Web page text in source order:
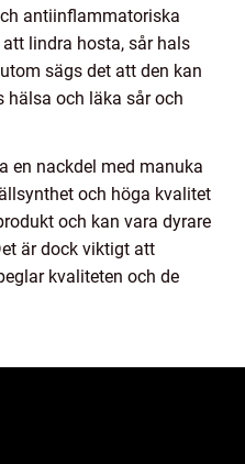
antiinflammatoriska
lindra hosta, sår hals
sägs det att den kan
och läka sår och
en nackdel med manuka
och höga kvalitet
och kan vara dyrare
är dock viktigt att
kvaliteten och de